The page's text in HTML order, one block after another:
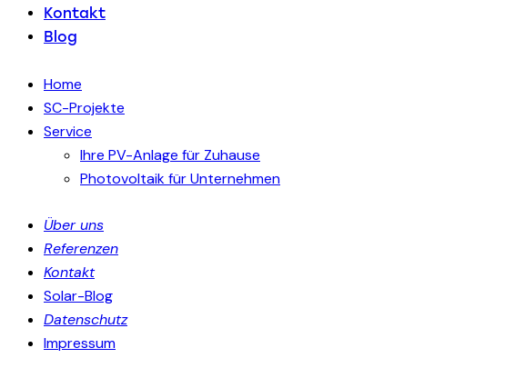
Kontakt
Blog
Home
SC-Projekte
Service
Ihre PV-Anlage für Zuhause
Photovoltaik für Unternehmen
Über uns
Referenzen
Kontakt
Solar-Blog
Datenschutz
Impressum